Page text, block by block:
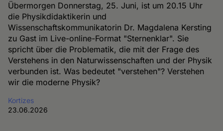
Übermorgen Donnerstag, 25. Juni, ist um 20.15 Uhr
die Physikdidaktikerin und
Wissenschaftskommunikatorin Dr. Magdalena Kersting
zu Gast im Live-online-Format "Sternenklar". Sie
spricht über die Problematik, die mit der Frage des
Verstehens in den Naturwissenschaften und der Physik
verbunden ist. Was bedeutet "verstehen"? Verstehen
wir die moderne Physik?
Kortizes
23.06.2026